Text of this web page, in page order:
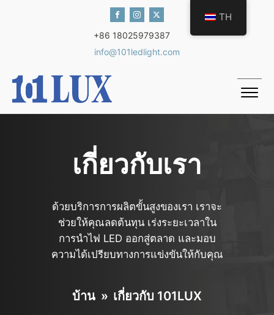
+86 18025979387
info@101ledlight.com
เกี่ยวกับเรา
ด้วยบริการการผลิตขั้นสูงของเรา เราจะ
ช่วยให้คุณลดต้นทุน เร่งระยะเวลาใน
การนำไฟ LED ออกสู่ตลาด และมอบ
ความได้เปรียบทางการแข่งขันให้กับคุณ
บ้าน » เกี่ยวกับ 101LUX
TH